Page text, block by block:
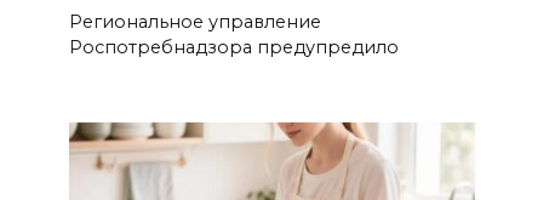
Региональное управление
Роспотребнадзора предупредило